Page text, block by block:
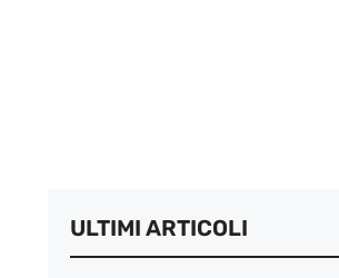
ULTIMI ARTICOLI